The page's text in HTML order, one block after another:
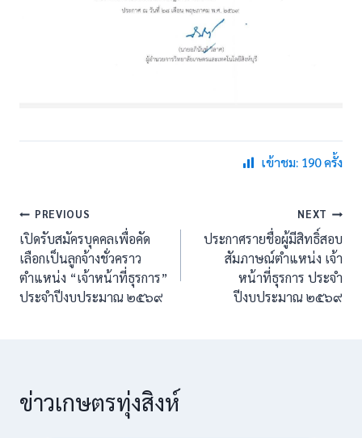
เข้าชม: 190 ครั้ง
แนะแนว
เรื่อง
PREVIOUS
เปิดรับสมัครบุคคลเพื่อคัด
เลือกเป็นลูกจ้างชั่วคราว
ตำแหน่ง “เจ้าหน้าที่ธุรการ”
ประจำปีงบประมาณ ๒๕๖๙
NEXT
ประกาศรายชื่อผู้มีสิทธิ์สอบ
สัมภาษณ์ตำแหน่ง เจ้า
หน้าที่ธุรการ ประจำ
ปีงบประมาณ ๒๕๖๙
ข่าวเกษตรทุ่งสิงห์